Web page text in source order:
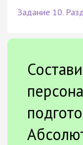
Задание 10.